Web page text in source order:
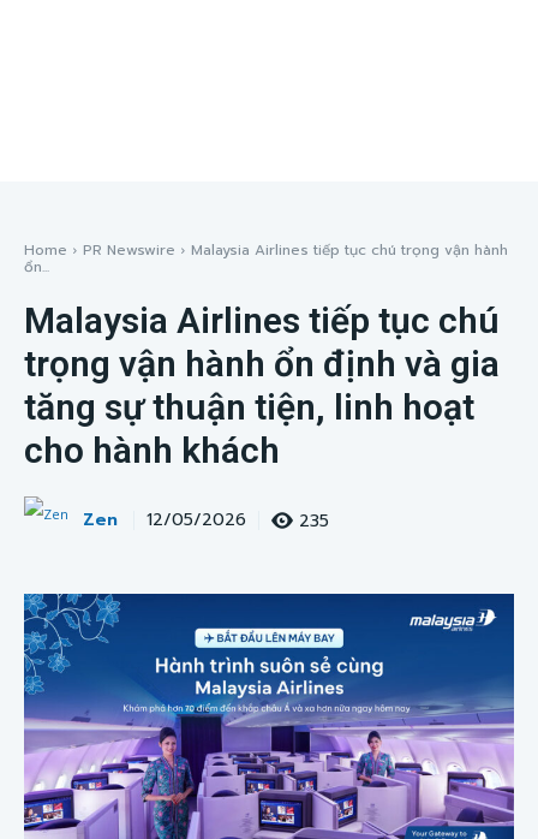
Home PR Newswire Malaysia Airlines tiếp tục chú trọng vận hành
ổn...
Malaysia Airlines tiếp tục chú
trọng vận hành ổn định và gia
tăng sự thuận tiện, linh hoạt
cho hành khách
Zen 12/05/2026 235